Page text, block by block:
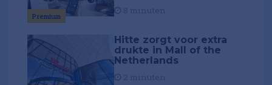
Premium
Hitte zorgt voor extra
drukte in Mall of the
Netherlands